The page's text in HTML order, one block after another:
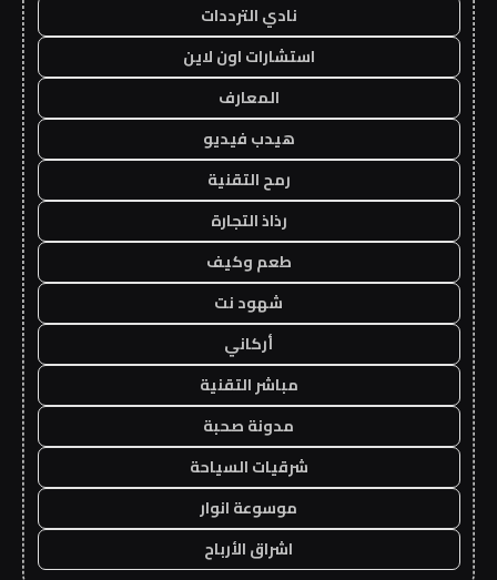
نادي الترددات
استشارات اون لاين
المعارف
هيدب فيديو
رمح التقنية
رذاذ التجارة
طعم وكيف
شهود نت
أركاني
مباشر التقنية
مدونة صحبة
شرقيات السياحة
موسوعة انوار
اشراق الأرباح